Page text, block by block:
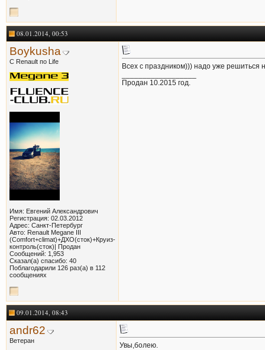
08.01.2014, 00:53
Boykusha
С Renault по Life
Имя: Евгений Александрович
Регистрация: 02.03.2012
Адрес: Санкт-Петербург
Авто: Renault Megane III
(Comfort+climat)+ДХО(сток)+Круиз-
контроль(сток)| Продан
Сообщений: 1,953
Сказал(а) спасибо: 40
Поблагодарили 126 раз(а) в 112
сообщениях
Всех с праздником))) надо уже решиться
Продан 10.2015 год.
09.01.2014, 08:43
andr62
Ветеран
Увы,болею.